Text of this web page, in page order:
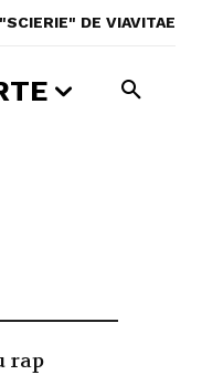
DE VIAVITAE
rap